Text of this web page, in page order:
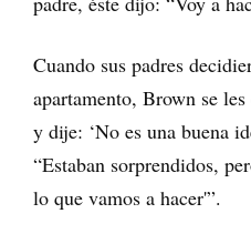
Cuando sus padres
apartamento, Brown se
y dije: ‘No es una buena
“Estaban sorprendidos,
lo que vamos a hacer'”.